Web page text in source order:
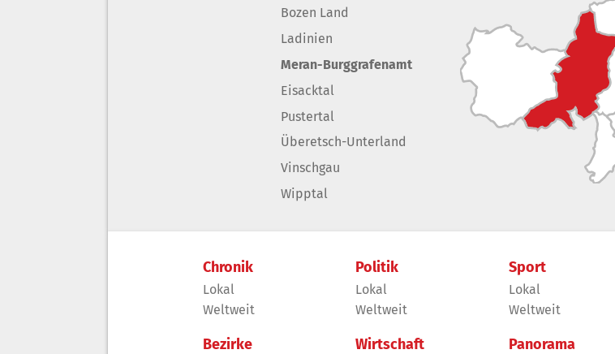
Bozen Land
Ladinien
Meran-Burggrafenamt
Eisacktal
Pustertal
Überetsch-Unterland
Vinschgau
Wipptal
Chronik
Lokal
Weltweit
Bezirke
Politik
Lokal
Weltweit
Wirtschaft
Sport
Lokal
Weltweit
Panorama